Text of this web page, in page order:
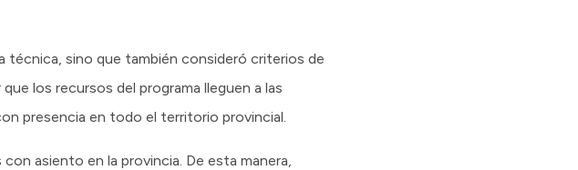
técnica, sino que también consideró criterios de
los recursos del programa lleguen a las
presencia en todo el territorio provincial.
asiento en la provincia. De esta manera,